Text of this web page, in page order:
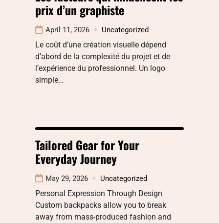
prix d’un graphiste
April 11, 2026 Uncategorized
Le coût d’une création visuelle dépend
d’abord de la complexité du projet et de
l’expérience du professionnel. Un logo
simple…
Tailored Gear for Your
Everyday Journey
May 29, 2026 Uncategorized
Personal Expression Through Design
Custom backpacks allow you to break
away from mass-produced fashion and